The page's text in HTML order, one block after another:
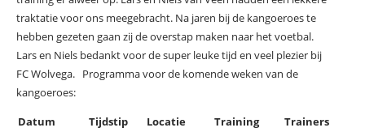
traktatie voor ons meegebracht. Na jaren bij de kangoeroes te
hebben gezeten gaan zij de overstap maken naar het voetbal.
Lars en Niels bedankt voor de super leuke tijd en veel plezier bij
FC Wolvega. Programma voor de komende weken van de
kangoeroes:
Datum
Tijdstip Locatie Training
Trainers